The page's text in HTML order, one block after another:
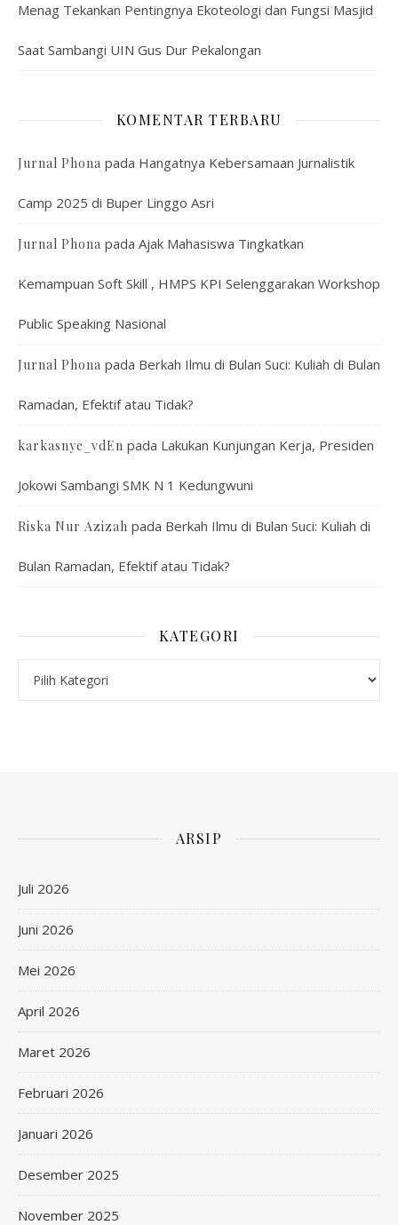
Menag Tekankan Pentingnya Ekoteologi dan Fungsi Masjid
Saat Sambangi UIN Gus Dur Pekalongan
KOMENTAR TERBARU
Jurnal Phona pada Hangatnya Kebersamaan Jurnalistik
Camp 2025 di Buper Linggo Asri
Jurnal Phona pada Ajak Mahasiswa Tingkatkan
Kemampuan Soft Skill , HMPS KPI Selenggarakan Workshop
Public Speaking Nasional
Jurnal Phona pada Berkah Ilmu di Bulan Suci: Kuliah di Bulan
Ramadan, Efektif atau Tidak?
karkasnye_vdEn pada Lakukan Kunjungan Kerja, Presiden
Jokowi Sambangi SMK N 1 Kedungwuni
Riska Nur Azizah pada Berkah Ilmu di Bulan Suci: Kuliah di
Bulan Ramadan, Efektif atau Tidak?
KATEGORI
ARSIP
Juli 2026
Juni 2026
Mei 2026
April 2026
Maret 2026
Februari 2026
Januari 2026
Desember 2025
November 2025